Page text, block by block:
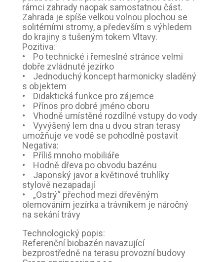
rámci zahrady naopak samostatnou část.
Zahrada je spíše velkou volnou plochou se
solitérními stromy, a především s výhledem
do krajiny s tušeným tokem Vltavy.
Pozitiva:
• Po technické i řemeslné stránce velmi
dobře zvládnuté jezírko
• Jednoduchý koncept harmonicky sladěný
s objektem
• Didaktická funkce pro zájemce
• Přínos pro dobré jméno oboru
• Vhodně umístěné rozdílné vstupy do vody
• Vyvýšený lem dna u dvou stran terasy
umožňuje ve vodě se pohodlně postavit
Negativa:
• Příliš mnoho mobiliáře
• Hodně dřeva po obvodu bazénu
• Japonský javor a květinové truhlíky
stylově nezapadají
• „Ostrý“ přechod mezi dřevěným
olemováním jezírka a trávníkem je náročný
na sekání trávy
Technologický popis:
Referenční biobazén navazující
bezprostředně na terasu provozní budovy